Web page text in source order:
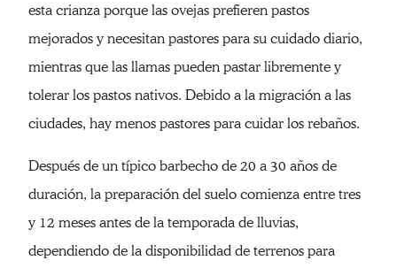
esta crianza porque las ovejas prefieren pastos
mejorados y necesitan pastores para su cuidado diario,
mientras que las llamas pueden pastar libremente y
tolerar los pastos nativos. Debido a la migración a las
ciudades, hay menos pastores para cuidar los rebaños.
Después de un típico barbecho de 20 a 30 años de
duración, la preparación del suelo comienza entre tres
y 12 meses antes de la temporada de lluvias,
dependiendo de la disponibilidad de terrenos para